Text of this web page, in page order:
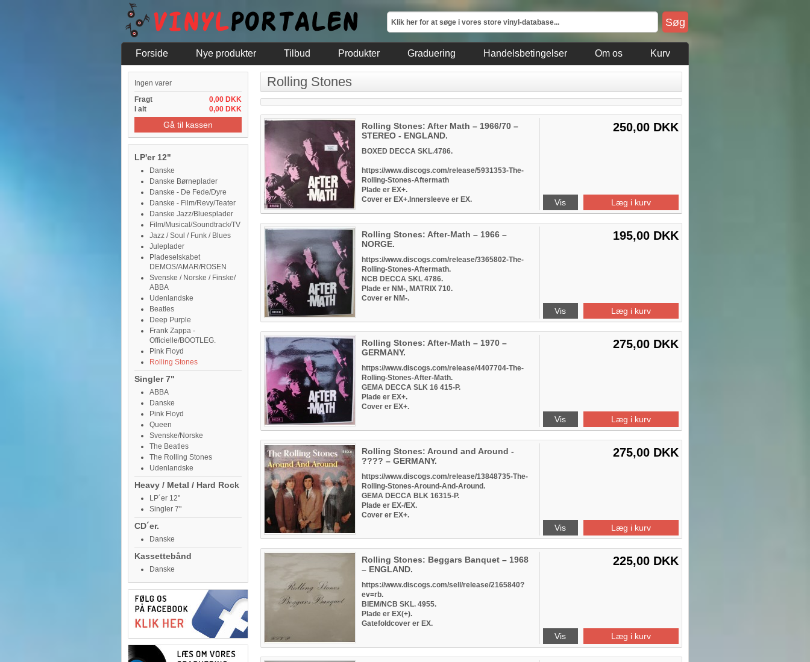
Forside Nye produkter Tilbud Produkter Graduering Handelsbetingelser Om os Kurv
Ingen varer
0,00 DKK
Fragt
0,00 DKK
I alt
Gå til kassen
LP'er 12"
Danske
Danske Børneplader
Danske - De Fede/Dyre
Danske - Film/Revy/Teater
Danske Jazz/Bluesplader
Film/Musical/Soundtrack/TV
Jazz / Soul / Funk / Blues
Juleplader
Pladeselskabet
DEMOS/AMAR/ROSEN
Svenske / Norske / Finske/
ABBA
Udenlandske
Beatles
Deep Purple
Frank Zappa -
Officielle/BOOTLEG.
Pink Floyd
Rolling Stones
Singler 7"
ABBA
Danske
Pink Floyd
Queen
Svenske/Norske
The Beatles
The Rolling Stones
Udenlandske
Heavy / Metal / Hard Rock
LP´er 12"
Singler 7"
CD´er.
Danske
Kassettebånd
Danske
Rolling Stones
Rolling Stones: After Math – 1966/70 –
STEREO - ENGLAND.
BOXED DECCA SKL.4786.
https://www.discogs.com/release/5931353-The-
Rolling-Stones-Aftermath
Plade er EX+.
Cover er EX+.Innersleeve er EX.
250,00 DKK
Vis Læg i kurv
Rolling Stones: After-Math – 1966 –
NORGE.
https://www.discogs.com/release/3365802-The-
Rolling-Stones-Aftermath.
NCB DECCA SKL 4786.
Plade er NM-, MATRIX 710.
Cover er NM-.
195,00 DKK
Vis Læg i kurv
Rolling Stones: After-Math – 1970 –
GERMANY.
https://www.discogs.com/release/4407704-The-
Rolling-Stones-After-Math.
GEMA DECCA SLK 16 415-P.
Plade er EX+.
Cover er EX+.
275,00 DKK
Vis Læg i kurv
Rolling Stones: Around and Around -
???? – GERMANY.
https://www.discogs.com/release/13848735-The-
Rolling-Stones-Around-And-Around.
GEMA DECCA BLK 16315-P.
Plade er EX-/EX.
Cover er EX+.
275,00 DKK
Vis Læg i kurv
Rolling Stones: Beggars Banquet – 1968
– ENGLAND.
https://www.discogs.com/sell/release/2165840?
ev=rb.
BIEM/NCB SKL. 4955.
Plade er EX(+).
Gatefoldcover er EX.
225,00 DKK
Vis Læg i kurv